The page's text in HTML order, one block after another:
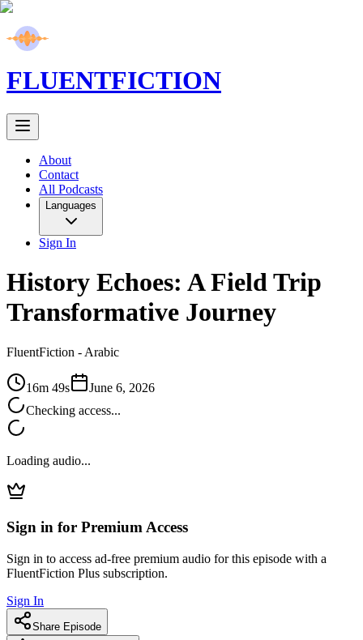
FLUENTFICTION
About
Contact
All Podcasts
Languages
Sign In
History Echoes: A Field Trip
Transformative Journey
FluentFiction - Arabic
16m 49s
June 6, 2026
Checking access...
Loading audio...
Sign in for Premium Access
Sign in to access ad-free premium audio for this episode with a
FluentFiction Plus subscription.
Sign In
Share Episode